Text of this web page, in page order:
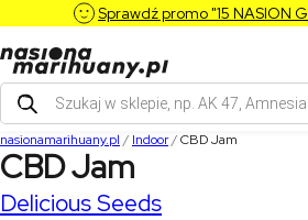
Sprawdź promo "15 NASION
Wyszukiwarka
produktów
nasionamarihuany.pl / Indoor/CBD Jam
CBD Jam
Delicious Seeds